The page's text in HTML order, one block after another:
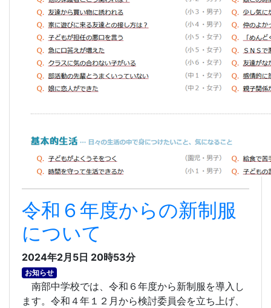
令和６年度からの新制服
について
2024年2月5日 20時53分
お知らせ
南部中学校では、令和６年度から新制服を導入し
ます。令和４年１２月から検討委員会を立ち上げ、